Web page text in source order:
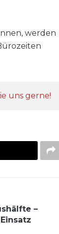
werden
uns gerne!
–